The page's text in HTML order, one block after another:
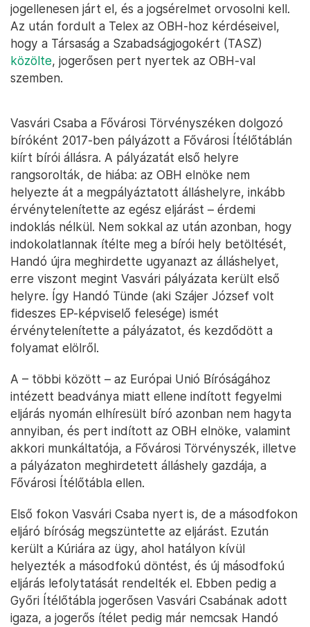
jogellenesen járt el, és a jogsérelmet orvosolni kell.
Az után fordult a Telex az OBH-hoz kérdéseivel,
hogy a Társaság a Szabadságjogokért (TASZ)
közölte, jogerősen pert nyertek az OBH-val
szemben.
Vasvári Csaba a Fővárosi Törvényszéken dolgozó
bíróként 2017-ben pályázott a Fővárosi Ítélőtáblán
kiírt bírói állásra. A pályázatát első helyre
rangsorolták, de hiába: az OBH elnöke nem
helyezte át a megpályáztatott álláshelyre, inkább
érvénytelenítette az egész eljárást – érdemi
indoklás nélkül. Nem sokkal az után azonban, hogy
indokolatlannak ítélte meg a bírói hely betöltését,
Handó újra meghirdette ugyanazt az álláshelyet,
erre viszont megint Vasvári pályázata került első
helyre. Így Handó Tünde (aki Szájer József volt
fideszes EP-képviselő felesége) ismét
érvénytelenítette a pályázatot, és kezdődött a
folyamat elölről.
A – többi között – az Európai Unió Bíróságához
intézett beadványa miatt ellene indított fegyelmi
eljárás nyomán elhíresült bíró azonban nem hagyta
annyiban, és pert indított az OBH elnöke, valamint
akkori munkáltatója, a Fővárosi Törvényszék, illetve
a pályázaton meghirdetett álláshely gazdája, a
Fővárosi Ítélőtábla ellen.
Első fokon Vasvári Csaba nyert is, de a másodfokon
eljáró bíróság megszüntette az eljárást. Ezután
került a Kúriára az ügy, ahol hatályon kívül
helyezték a másodfokú döntést, és új másodfokú
eljárás lefolytatását rendelték el. Ebben pedig a
Győri Ítélőtábla jogerősen Vasvári Csabának adott
igaza, a jogerős ítélet pedig már nemcsak Handó